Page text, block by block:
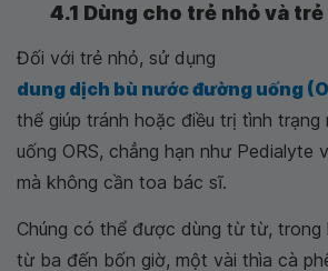
4.1 Dùng cho trẻ nhỏ và
Đối với trẻ nhỏ, sử dụng
dung dịch bù nước đường uống
thể giúp tránh hoặc điều trị tình
uống ORS, chẳng hạn như Pedialyte
mà không cần toa bác sĩ.
Chúng có thể được dùng từ từ, trong
từ ba đến bốn giờ, một vài thìa cà